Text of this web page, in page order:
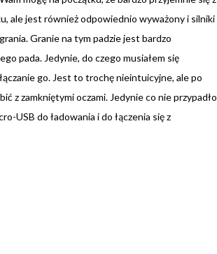
ale jest również odpowiednio wyważony i silniki
Granie na tym padzie jest bardzo
pada. Jedynie, do czego musiałem się
go. Jest to trochę nieintuicyjne, ale po
z zamkniętymi oczami. Jedynie co nie przypadło
USB do ładowania i do łączenia się z